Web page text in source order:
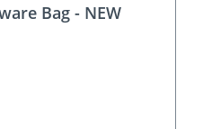
Bag - NEW